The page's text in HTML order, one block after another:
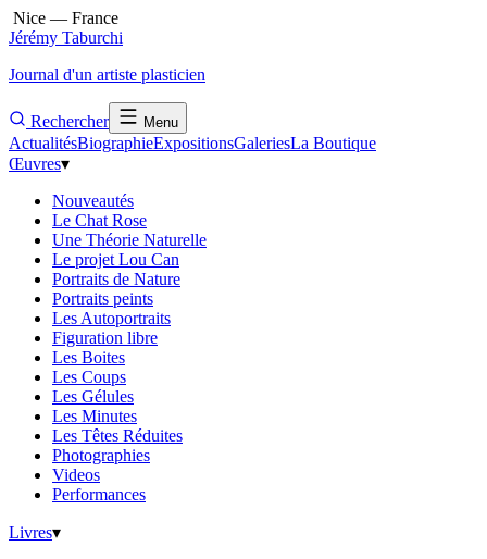
Nice — France
Jérémy Taburchi
Journal d'un artiste plasticien
Rechercher Menu
ActualitésBiographieExpositionsGaleriesLa Boutique
Œuvres▾
Nouveautés
Le Chat Rose
Une Théorie Naturelle
Le projet Lou Can
Portraits de Nature
Portraits peints
Les Autoportraits
Figuration libre
Les Boites
Les Coups
Les Gélules
Les Minutes
Les Têtes Réduites
Photographies
Videos
Performances
Livres▾